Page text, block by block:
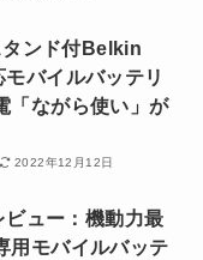
タンド付Belkin
バイルバッテリ
「ながら使い」が
2022年12月12日
ュー：機動力最
用モバイルバッテ